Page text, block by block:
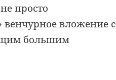
просто
венчурное вложение с
большим